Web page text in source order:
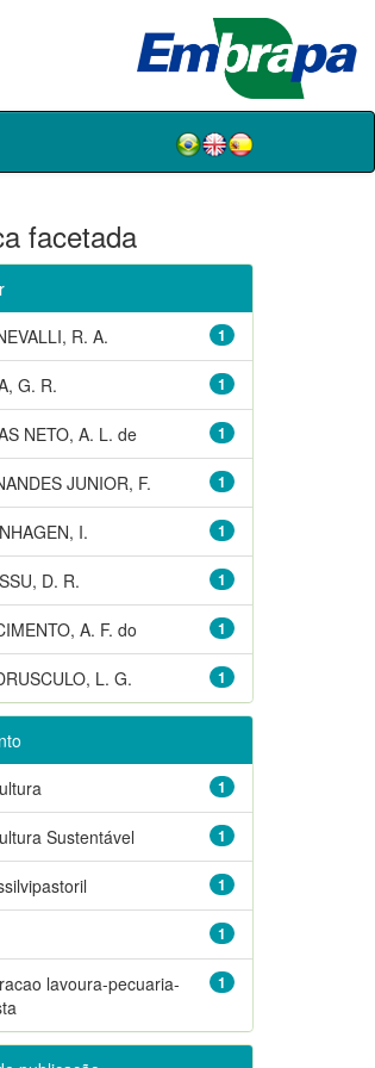
facetada
1
R. A.
1
G. R.
1
NETO, A. L. de
1
JUNIOR, F.
1
I.
1
D. R.
1
A. F. do
1
L. G.
1
1
Sustentável
1
1
1
lavoura-pecuaria-